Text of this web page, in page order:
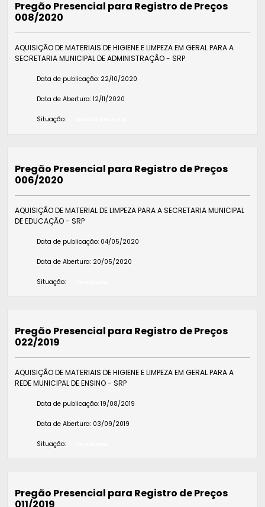
Pregão Presencial para Registro de Preços
008/2020
AQUISIÇÃO DE MATERIAIS DE HIGIENE E LIMPEZA EM GERAL PARA A
SECRETARIA MUNICIPAL DE ADMINISTRAÇÃO - SRP
Data de publicação: 22/10/2020
Data de Abertura: 12/11/2020
Situação:
Pregão Presencial para Registro de Preços
006/2020
AQUISIÇÃO DE MATERIAL DE LIMPEZA PARA A SECRETARIA MUNICIPAL
DE EDUCAÇÃO - SRP
Data de publicação: 04/05/2020
Data de Abertura: 20/05/2020
Situação:
Pregão Presencial para Registro de Preços
022/2019
AQUISIÇÃO DE MATERIAIS DE HIGIENE E LIMPEZA EM GERAL PARA A
REDE MUNICIPAL DE ENSINO - SRP
Data de publicação: 19/08/2019
Data de Abertura: 03/09/2019
Situação:
Pregão Presencial para Registro de Preços
011/2019